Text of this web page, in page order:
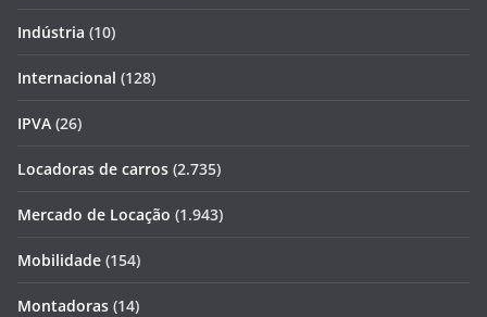
Indústria (10)
Internacional (128)
IPVA (26)
Locadoras de carros (2.735)
Mercado de Locação (1.943)
Mobilidade (154)
Montadoras (14)